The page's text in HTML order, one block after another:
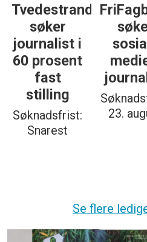
Halden
Arbeiderblad
søker
nyhetsjournalist
Søknadsfrist:
1. september
25.
19.
Se flere